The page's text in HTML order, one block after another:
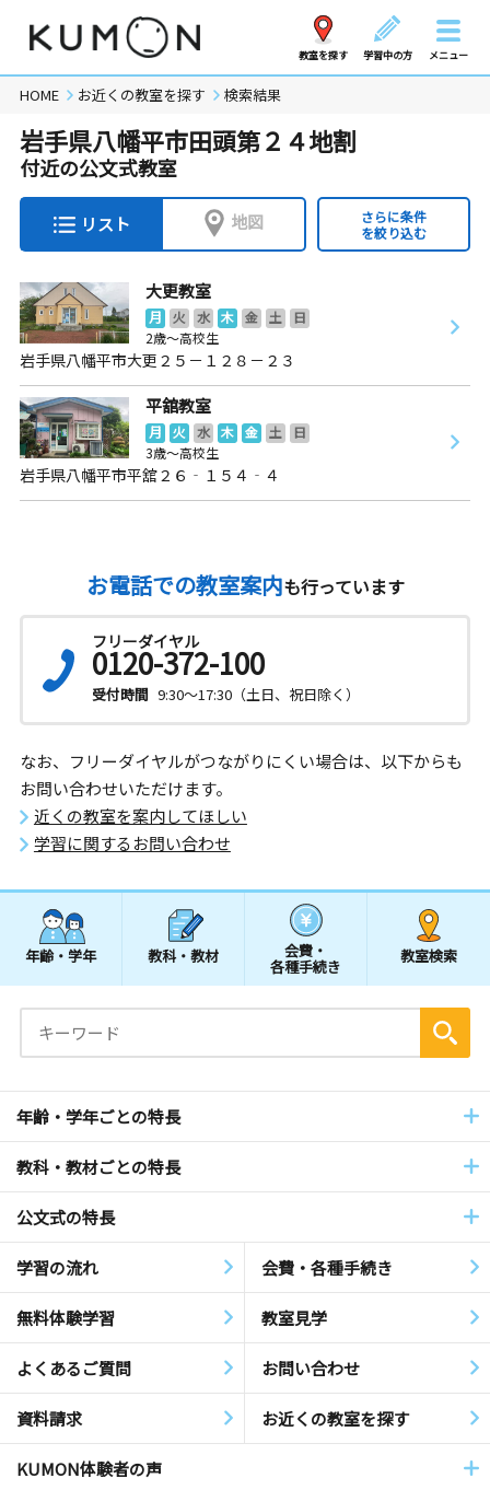
教室を探す 学習中の方 メニュー
HOME お近くの教室を探す 検索結果
岩手県八幡平市田頭第２４地割
付近の公文式教室
リスト 地図
さらに条件
を絞り込む
大更教室
月 火 水 木 金 土
日
2歳～高校生
岩手県八幡平市大更２５－１２８－２３
平舘教室
月 火 水 木 金 土
日
3歳～高校生
岩手県八幡平市平舘２６‐１５４‐４
お電話での教室案内も行っています
フリーダイヤル
0120-372-100
受付時間 9:30～17:30（土日、祝日除く）
なお、フリーダイヤルがつながりにくい場合は、以下からも
お問い合わせいただけます。
近くの教室を案内してほしい
学習に関するお問い合わせ
年齢・学年 教科・教材 会費・
各種手続き
教室検索
年齢・学年ごとの特長
教科・教材ごとの特長
公文式の特長
学習の流れ 会費・各種手続き
無料体験学習 教室見学
よくあるご質問 お問い合わせ
資料請求 お近くの教室を探す
KUMON体験者の声